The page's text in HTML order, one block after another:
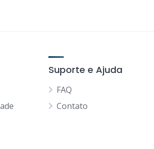
Suporte e Ajuda
FAQ
Contato